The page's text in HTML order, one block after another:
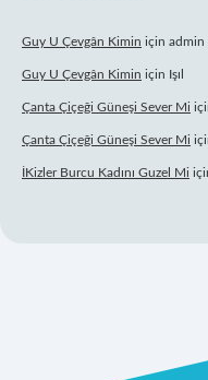
Guy U Çevgân Kimin için admin
Guy U Çevgân Kimin için Işıl
Çanta Çiçeği Güneşi Sever Mi
Çanta Çiçeği Güneşi Sever Mi
İKizler Burcu Kadını Guzel Mi